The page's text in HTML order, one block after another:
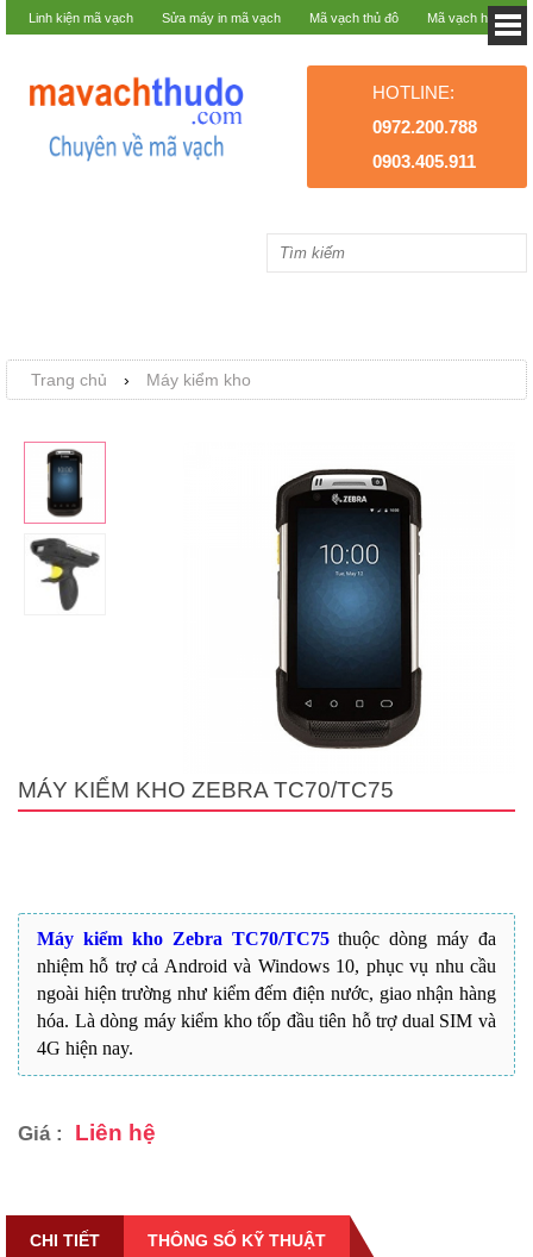
Linh kiện mã vạch Sửa máy in mã vạch Mã vạch thủ đô Mã vạch hà nội
HOTLINE:
0972.200.788
0903.405.911
Trang chủ › Máy kiểm kho
MÁY KIỂM KHO ZEBRA TC70/TC75
Máy kiểm kho Zebra TC70/TC75thuộc dòng máy đa
nhiệm hỗ trợ cả Android và Windows 10, phục vụ nhu cầu
ngoài hiện trường như kiểm đếm điện nước, giao nhận hàng
hóa. Là dòng máy kiểm kho tốp đầu tiên hỗ trợ dual SIM và
4G hiện nay.
Giá : Liên hệ
CHI TIẾT THÔNG SỐ KỸ THUẬT